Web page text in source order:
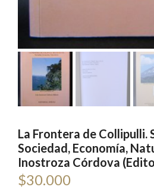
La Frontera de Collipulli.
Sociedad, Economía,
Inostroza Córdova
$30.000